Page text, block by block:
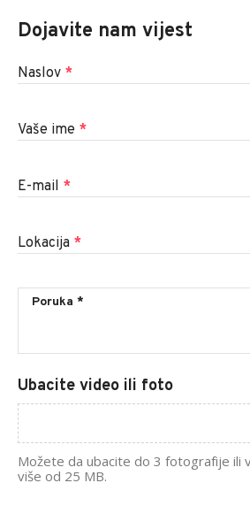
Dojavite nam vijest
Naslov *
Vaše ime *
E-mail *
Lokacija *
Ubacite video ili foto
Možete da ubacite do 3 fotografije ili
više od 25 MB.